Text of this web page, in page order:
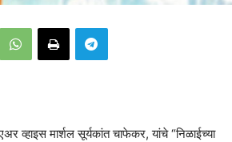
व्हाइस मार्शल सूर्यकांत चाफेकर, यांचे “निळाईच्या